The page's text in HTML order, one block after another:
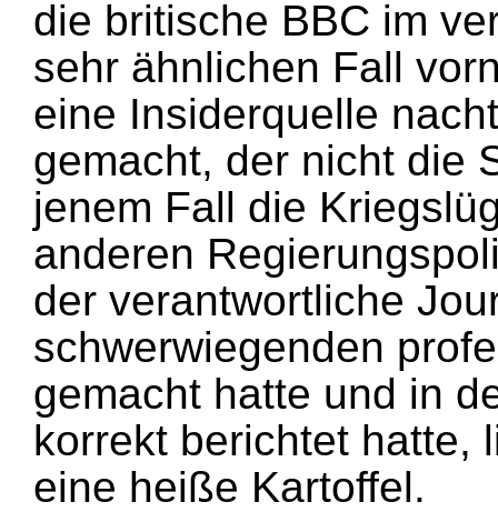
die britische BBC im
sehr ähnlichen Fall
eine Insiderquelle
gemacht, der nicht die
jenem Fall die
anderen
der verantwortliche
schwerwiegenden
gemacht hatte und in
korrekt berichtet hatte,
eine heiße Kartoffel.